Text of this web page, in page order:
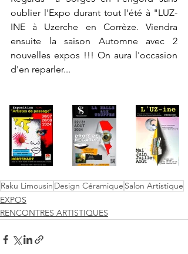
oublier l'Expo durant tout l'été à "LUZ-
INE à Uzerche en Corrèze. Viendra
ensuite la saison Automne avec 2
nouvelles expos !!! On aura l'occasion
d'en reparler...
Raku Limousin Design Céramique Salon Artistique
EXPOS
RENCONTRES ARTISTIQUES